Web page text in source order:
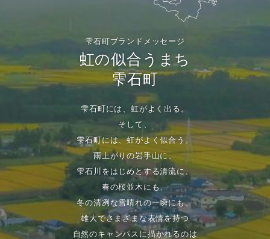
雫石町ブランドメッセージ
虹の似合うまち
雫石町
雫石町には、虹がよく出る。
そして、
雫石町には、虹がよく似合う。
雨上がりの岩手山に、
雫石川をはじめとする清流に、
春の桜並木にも、
冬の清冽な雪晴れの一瞬にも、
雄大でさまざまな表情を持つ
自然のキャンパスに描かれるのは